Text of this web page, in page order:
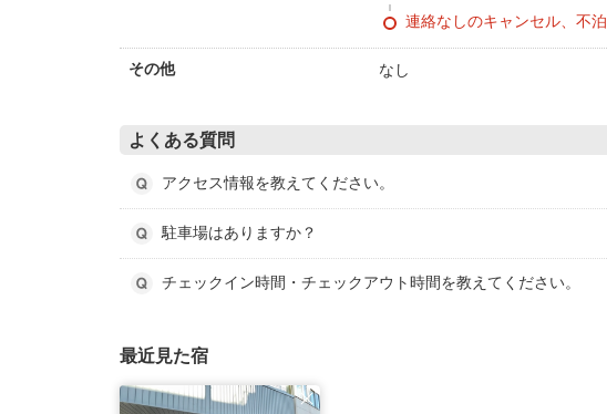
連絡なしのキャンセル、不泊
その他 なし
よくある質問
アクセス情報を教えてください。
駐車場はありますか？
チェックイン時間・チェックアウト時間を教えてください。
最近見た宿